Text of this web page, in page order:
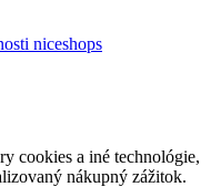
niceshops
cookies a iné technológie,
nákupný zážitok.